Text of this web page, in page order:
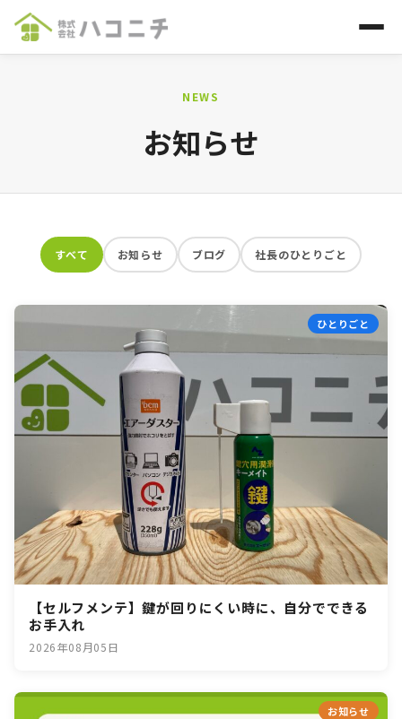
お問い合わせ
NEWS
お知らせ
すべて お知らせ ブログ 社長のひとりごと
ひとりごと
【セルフメンテ】鍵が回りにくい時に、自分でできる
お手入れ
2026年08月05日
お知らせ